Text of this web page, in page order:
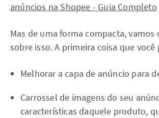
anúncios na Shopee - Guia Completo
Mas de uma forma compacta, vamos
sobre isso. A primeira coisa que você
Melhorar a capa de anúncio para
Carrossel de imagens do seu
características daquele produto,